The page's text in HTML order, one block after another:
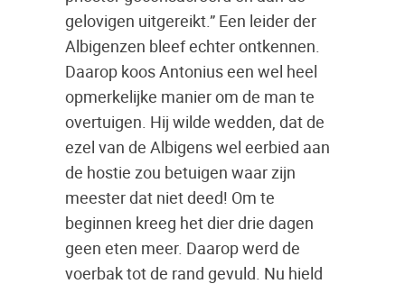
gelovigen uitgereikt.” Een leider der
Albigenzen bleef echter ontkennen.
Daarop koos Antonius een wel heel
opmerkelijke manier om de man te
overtuigen. Hij wilde wedden, dat de
ezel van de Albigens wel eerbied aan
de hostie zou betuigen waar zijn
meester dat niet deed! Om te
beginnen kreeg het dier drie dagen
geen eten meer. Daarop werd de
voerbak tot de rand gevuld. Nu hield